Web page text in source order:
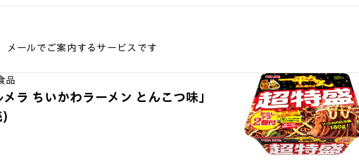
メールでご案内するサービスです
品
メラ ちいかわラーメン とんこつ味」
)